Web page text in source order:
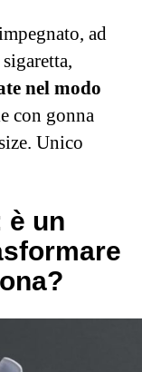
ad
nel modo
con gonna
Unico
è un